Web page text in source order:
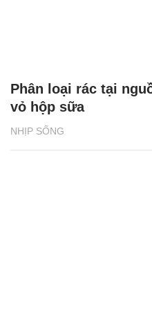
NHỊP SỐNG
Phân loại rác tại
vỏ hộp sữa